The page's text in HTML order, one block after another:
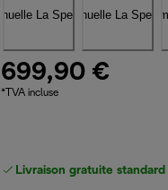
699,90 €
*TVA incluse
Livraison gratuite standard